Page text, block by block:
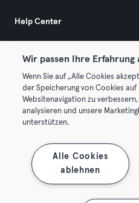
Help Center
© 2026 Urban Sports Group
AGB Datenschutz
Vertrag hier kündigen
Wir passen Ihre Erfahrung
Wenn Sie auf „Alle Cookies
der Speicherung von Cookies
Websitenavigation zu
analysieren und unsere
unterstützen.
Alle Cookies
ablehnen